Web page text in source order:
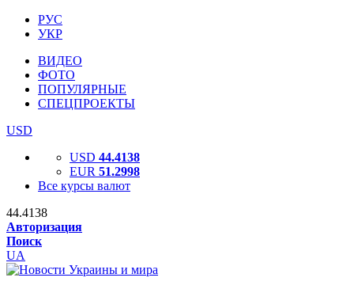
РУС
УКР
ВИДЕО
ФОТО
ПОПУЛЯРНЫЕ
СПЕЦПРОЕКТЫ
USD
USD 44.4138
EUR 51.2998
Все курсы валют
44.4138
Авторизация
Поиск
UA